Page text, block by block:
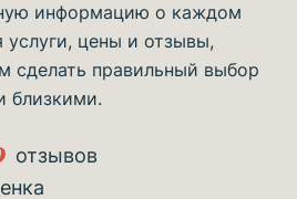
информацию о каждом
услуги, цены и отзывы,
сделать правильный выбор
близкими.
отзывов